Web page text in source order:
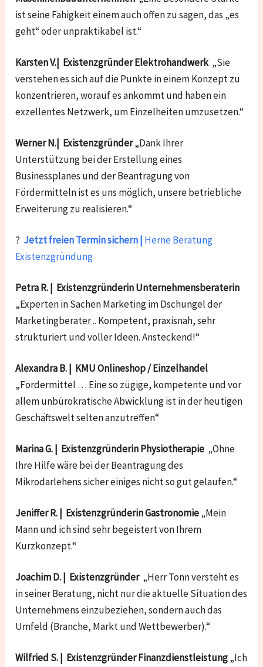
ist seine Fähigkeit einem auch offen zu sagen, das „es
geht“ oder unpraktikabel ist.“
Karsten V.| Existenzgründer Elektrohandwerk „Sie
verstehen es sich auf die Punkte in einem Konzept zu
konzentrieren, worauf es ankommt und haben ein
exzellentes Netzwerk, um Einzelheiten umzusetzen.“
Werner N.| Existenzgründer„Dank Ihrer
Unterstützung bei der Erstellung eines
Businessplanes und der Beantragung von
Fördermitteln ist es uns möglich, unsere betriebliche
Erweiterung zu realisieren.“
? Jetzt freien Termin sichern | Herne Beratung
Existenzgründung
Petra R. | Existenzgründerin Unternehmensberaterin
„Experten in Sachen Marketing im Dschungel der
Marketingberater .. Kompetent, praxisnah, sehr
strukturiert und voller Ideen. Ansteckend!“
Alexandra B. | KMU Onlineshop / Einzelhandel
„Fördermittel … Eine so zügige, kompetente und vor
allem unbürokratische Abwicklung ist in der heutigen
Geschäftswelt selten anzutreffen“
Marina G. | Existenzgründerin Physiotherapie „Ohne
Ihre Hilfe wäre bei der Beantragung des
Mikrodarlehens sicher einiges nicht so gut gelaufen.“
Jeniffer R. | Existenzgründerin Gastronomie„Mein
Mann und ich sind sehr begeistert von Ihrem
Kurzkonzept.“
Joachim D. | Existenzgründer „Herr Tonn versteht es
in seiner Beratung, nicht nur die aktuelle Situation des
Unternehmens einzubeziehen, sondern auch das
Umfeld (Branche, Markt und Wettbewerber).“
Wilfried S. | Existenzgründer Finanzdienstleistung„Ich